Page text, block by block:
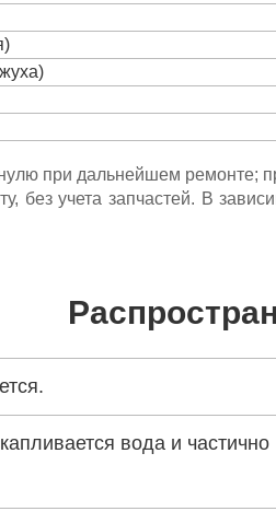
при дальнейшем ремонте;
без учета запчастей. В
вода и частично